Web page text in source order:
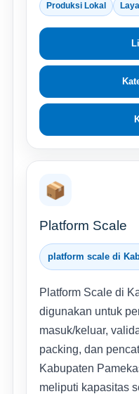
Produksi Lokal
📦
Platform Scale
platform scale di
Platform Scale di
digunakan untuk
masuk/keluar,
packing, dan
Kabupaten
meliputi kapasitas